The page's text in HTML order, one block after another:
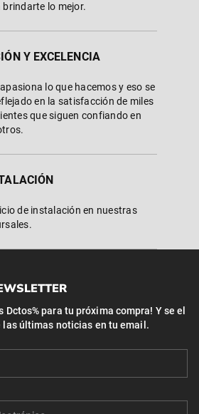
brindarte lo mejor.
Y EXCELENCIA
lo que hacemos y eso se
en la satisfacción de miles
que siguen confiando en
de instalación en nuestras
Dctos% para tu próxima compra! Y se el
últimas noticias en tu email.